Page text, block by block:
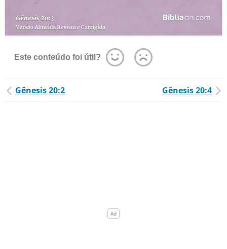
Este conteúdo foi útil?
Gênesis 20:2 Gênesis 20:4